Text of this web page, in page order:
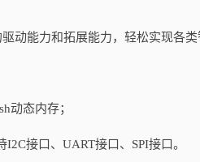
动能力和拓展能力，轻松实现各类
动态内存；
接口、UART接口、SPI接口。